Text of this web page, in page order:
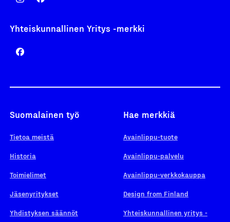
Yhteiskunnallinen Yritys -merkki
Suomalainen työ
Tietoa meistä
Historia
Toimielimet
Jäsenyritykset
Yhdistyksen säännöt
Hae merkkiä
Avainlippu-tuote
Avainlippu-palvelu
Avainlippu-verkkokauppa
Design from Finland
Yhteiskunnallinen yritys -